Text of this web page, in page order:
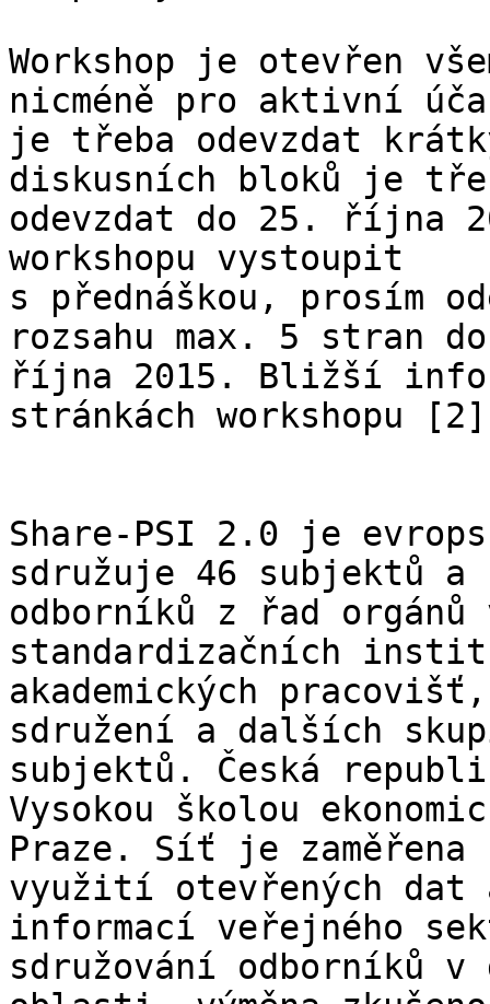
Workshop je otevřen
nicméně pro aktivní
je třeba odevzdat
diskusních bloků je
odevzdat do 25. října
workshopu vystoupit
s přednáškou, prosím
rozsahu max. 5 stran
října 2015. Bližší
stránkách workshopu
Share-PSI 2.0 je
sdružuje 46 subjektů a
odborníků z řad
standardizačních
akademických
sdružení a dalších
subjektů. Česká
Vysokou školou
Praze. Síť je
využití otevřených dat
informací veřejného
sdružování odborníků v